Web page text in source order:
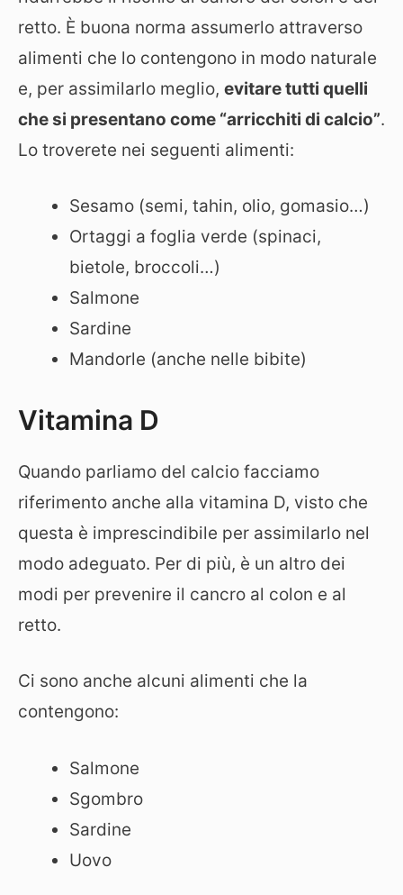
retto. È buona norma assumerlo attraverso
alimenti che lo contengono in modo naturale
e, per assimilarlo meglio, evitare tutti quelli
che si presentano come “arricchiti di calcio”.
Lo troverete nei seguenti alimenti:
Sesamo (semi, tahin, olio, gomasio…)
Ortaggi a foglia verde (spinaci,
bietole, broccoli…)
Salmone
Sardine
Mandorle (anche nelle bibite)
Vitamina D
Quando parliamo del calcio facciamo
riferimento anche alla vitamina D, visto che
questa è imprescindibile per assimilarlo nel
modo adeguato. Per di più, è un altro dei
modi per prevenire il cancro al colon e al
retto.
Ci sono anche alcuni alimenti che la
contengono:
Salmone
Sgombro
Sardine
Uovo